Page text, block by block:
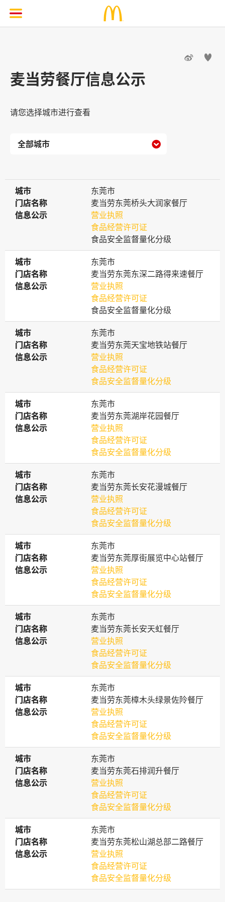
 
麦当劳餐厅信息公示
请您选择城市进行查看

城市
城市
东莞市
门店名称
门店名称
麦当劳东莞桥头大润家餐厅
信息公示
信息公示
营业执照
食品经营许可证
食品安全监督量化分级
城市
城市
东莞市
门店名称
门店名称
麦当劳东莞东深二路得来速餐厅
信息公示
信息公示
营业执照
食品经营许可证
食品安全监督量化分级
城市
城市
东莞市
门店名称
门店名称
麦当劳东莞天宝地铁站餐厅
信息公示
信息公示
营业执照
食品经营许可证
食品安全监督量化分级
城市
城市
东莞市
门店名称
门店名称
麦当劳东莞湖岸花园餐厅
信息公示
信息公示
营业执照
食品经营许可证
食品安全监督量化分级
城市
城市
东莞市
门店名称
门店名称
麦当劳东莞长安花漫城餐厅
信息公示
信息公示
营业执照
食品经营许可证
食品安全监督量化分级
城市
城市
东莞市
门店名称
门店名称
麦当劳东莞厚街展览中心站餐厅
信息公示
信息公示
营业执照
食品经营许可证
食品安全监督量化分级
城市
城市
东莞市
门店名称
门店名称
麦当劳东莞长安天虹餐厅
信息公示
信息公示
营业执照
食品经营许可证
食品安全监督量化分级
城市
城市
东莞市
门店名称
门店名称
麦当劳东莞樟木头绿景佐阾餐厅
信息公示
信息公示
营业执照
食品经营许可证
食品安全监督量化分级
城市
城市
东莞市
门店名称
门店名称
麦当劳东莞石排润升餐厅
信息公示
信息公示
营业执照
食品经营许可证
食品安全监督量化分级
城市
城市
东莞市
门店名称
门店名称
麦当劳东莞松山湖总部二路餐厅
信息公示
信息公示
营业执照
食品经营许可证
食品安全监督量化分级